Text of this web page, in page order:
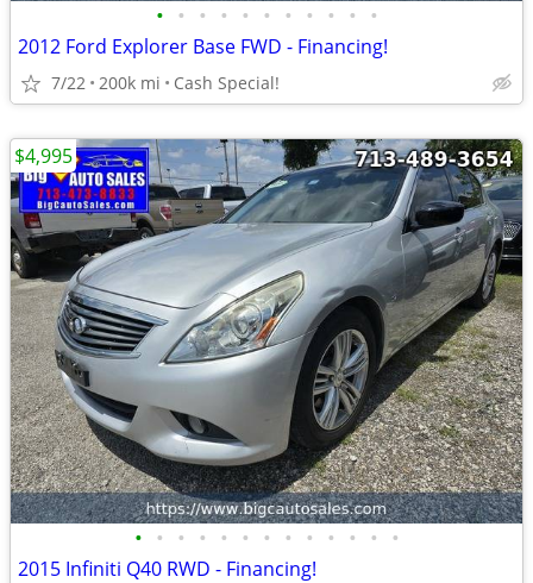
• • • • • • • • • • •
2012 Ford Explorer Base FWD - Financing!
7/22 200k mi Cash Special!
• • • • • • • • • • • • •
2015 Infiniti Q40 RWD - Financing!
$4,995